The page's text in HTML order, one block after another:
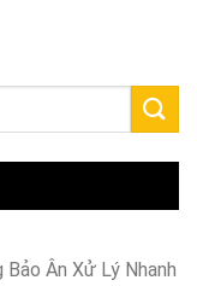
Ân Xử Lý Nhanh